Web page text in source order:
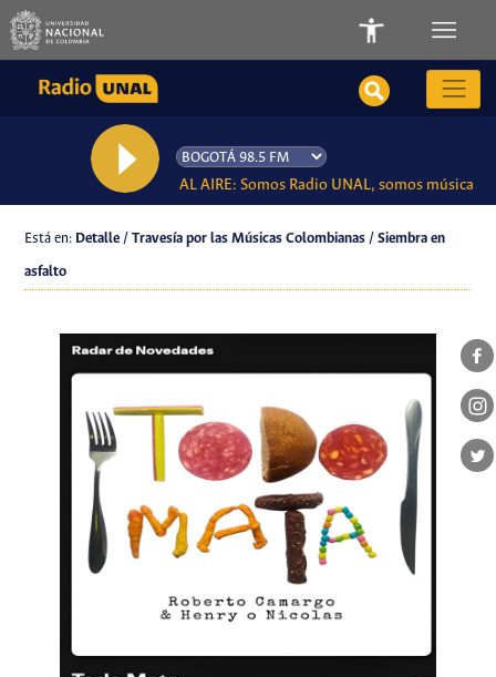
AL AIRE: Somos Radio UNAL, somos música
Está en: Detalle / Travesía por las Músicas Colombianas / Siembra en
asfalto